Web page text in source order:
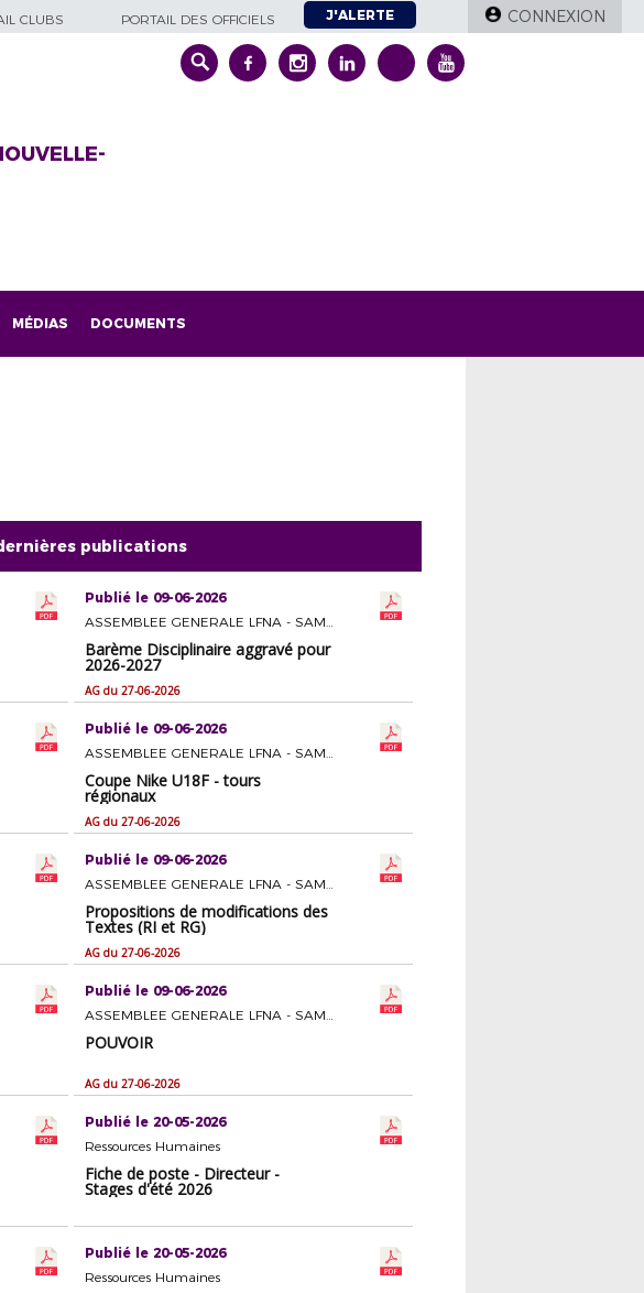
CLUBS PORTAIL DES OFFICIELS J'ALERTE CONNEXION
MÉDIAS DOCUMENTS
publications
Publié le 09-06-2026
ASSEMBLEE GENERALE LFNA - SAMEDI 27 JUIN 2026 A BERGERAC
Barème Disciplinaire aggravé pour
2026-2027
AG du 27-06-2026
Publié le 09-06-2026
ASSEMBLEE GENERALE LFNA - SAMEDI 27 JUIN 2026 A BERGERAC
Coupe Nike U18F - tours
régionaux
AG du 27-06-2026
Publié le 09-06-2026
ASSEMBLEE GENERALE LFNA - SAMEDI 27 JUIN 2026 A BERGERAC
Propositions de modifications des
Textes (RI et RG)
AG du 27-06-2026
Publié le 09-06-2026
ASSEMBLEE GENERALE LFNA - SAMEDI 27 JUIN 2026 A BERGERAC
POUVOIR
AG du 27-06-2026
Publié le 20-05-2026
Ressources Humaines
Fiche de poste - Directeur -
Stages d'été 2026
Publié le 20-05-2026
Ressources Humaines